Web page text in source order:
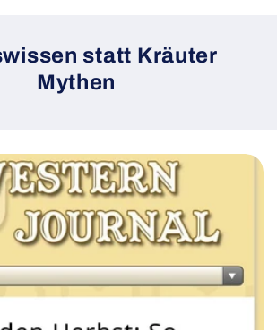
statt Kräuter
Mythen